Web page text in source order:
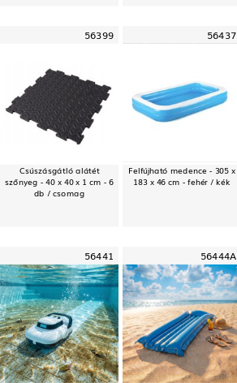
56399
Csúszásgátló alátét
szőnyeg - 40 x 40 x 1 cm - 6
db / csomag
56437
Felfújható medence - 305 x
183 x 46 cm - fehér / kék
56441 56444A